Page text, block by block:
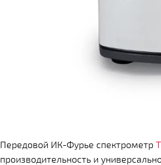
Передовой ИК-Фурье спектрометр
производительность и